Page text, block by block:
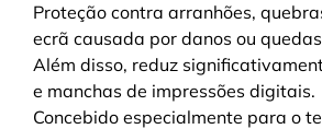
Proteção contra arranhões,
ecrã causada por danos ou
Além disso, reduz
e manchas de impressões digitais.
Concebido especialmente para o